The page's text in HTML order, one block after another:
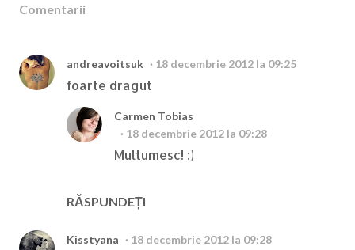
Comentarii
andreavoitsuk 18 decembrie 2012 la 09:25
foarte dragut
RĂSPUNDEȚI
Carmen Tobias
18 decembrie 2012 la 09:28
Multumesc! :)
Kisstyana 18 decembrie 2012 la 09:28